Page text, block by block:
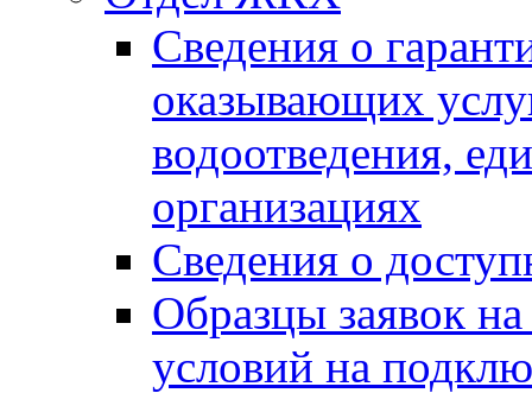
Сведения о
оказывающих
водоотведения,
организациях
Сведения о
Образцы заявок
условий на